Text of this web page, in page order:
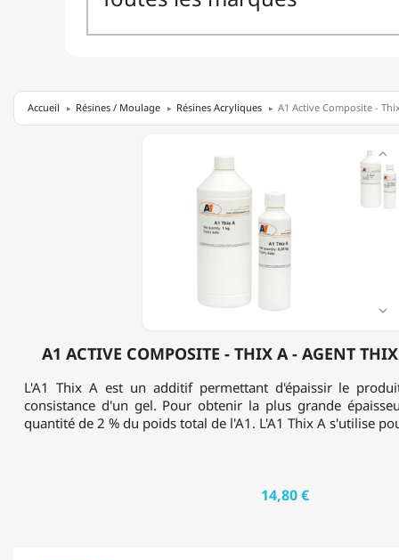
Accueil Résines / Moulage Résines Acryliques A1 Active Composite -
A1 ACTIVE COMPOSITE - THIX A - AGENT


L'A1 Thix A est un additif permettant d'épaissir le
consistance d'un gel. Pour obtenir la plus grande
quantité de 2 % du poids total de l'A1. L'A1 Thix A s'utilise
14,80 €